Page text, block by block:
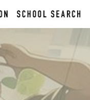
School